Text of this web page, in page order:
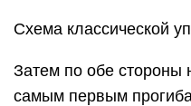
Схема классической
Затем по обе стороны
самым первым